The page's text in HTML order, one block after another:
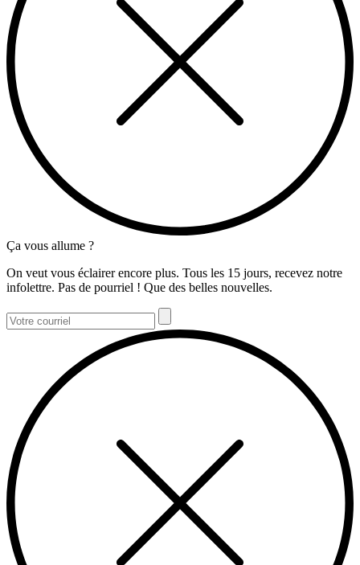
Ça vous allume ?
On veut vous éclairer encore plus. Tous les 15 jours, recevez notre
infolettre. Pas de pourriel ! Que des belles nouvelles.